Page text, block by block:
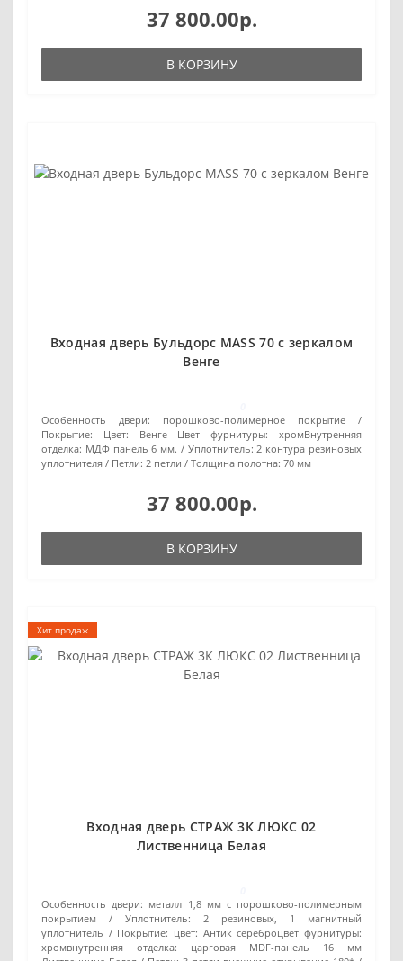
37 800.00р.
В КОРЗИНУ
Входная дверь Бульдорс MASS 70 с зеркалом
Венге
Особенность двери:
порошково-полимерное покрытие
Покрытие:
Цвет: Венге Цвет фурнитуры: хромВнутренняя
отделка: МДФ панель 6 мм.
Уплотнитель: 2 контура резиновых
уплотнителя
Петли: 2 петли Толщина полотна: 70 мм
37 800.00р.
В КОРЗИНУ
Хит продаж
Входная дверь СТРАЖ 3К ЛЮКС 02
Лиственница Белая
Особенность двери: металл 1,8 мм с порошково-полимерным
покрытием
Уплотнитель:
2 резиновых, 1 магнитный
уплотнитель
Покрытие: цвет: Антик сереброцвет фурнитуры:
хромвнутренняя отделка: царговая MDF-панель 16 мм